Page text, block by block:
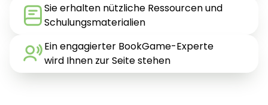
Sie erhalten nützliche Ressourcen und
Schulungsmaterialien
Ein engagierter BookGame-Experte
wird Ihnen zur Seite stehen